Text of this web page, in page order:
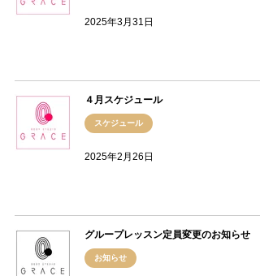
2025年3月31日
４月スケジュール
スケジュール
2025年2月26日
グループレッスン定員変更のお知らせ
お知らせ